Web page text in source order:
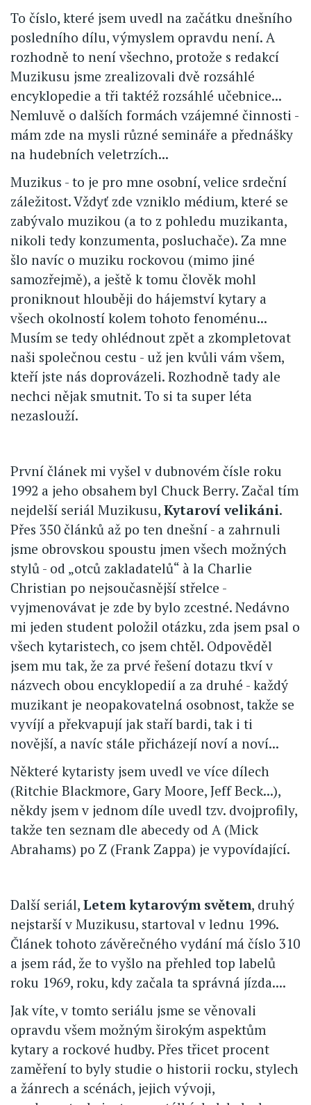
To číslo, které jsem uvedl na začátku dnešního
posledního dílu, výmyslem opravdu není. A
rozhodně to není všechno, protože s redakcí
Muzikusu jsme zrealizovali dvě rozsáhlé
encyklopedie a tři taktéž rozsáhlé učebnice...
Nemluvě o dalších formách vzájemné činnosti -
mám zde na mysli různé semináře a přednášky
na hudebních veletrzích...
Muzikus - to je pro mne osobní, velice srdeční
záležitost. Vždyť zde vzniklo médium, které se
zabývalo muzikou (a to z pohledu muzikanta,
nikoli tedy konzumenta, posluchače). Za mne
šlo navíc o muziku rockovou (mimo jiné
samozřejmě), a ještě k tomu člověk mohl
proniknout hlouběji do hájemství kytary a
všech okolností kolem tohoto fenoménu...
Musím se tedy ohlédnout zpět a zkompletovat
naši společnou cestu - už jen kvůli vám všem,
kteří jste nás doprovázeli. Rozhodně tady ale
nechci nějak smutnit. To si ta super léta
nezaslouží.
První článek mi vyšel v dubnovém čísle roku
1992 a jeho obsahem byl Chuck Berry. Začal tím
nejdelší seriál Muzikusu, Kytaroví velikáni.
Přes 350 článků až po ten dnešní - a zahrnuli
jsme obrovskou spoustu jmen všech možných
stylů - od „otců zakladatelů“ à la Charlie
Christian po nejsoučasnější střelce -
vyjmenovávat je zde by bylo zcestné. Nedávno
mi jeden student položil otázku, zda jsem psal o
všech kytaristech, co jsem chtěl. Odpověděl
jsem mu tak, že za prvé řešení dotazu tkví v
názvech obou encyklopedií a za druhé - každý
muzikant je neopakovatelná osobnost, takže se
vyvíjí a překvapují jak staří bardi, tak i ti
novější, a navíc stále přicházejí noví a noví...
Některé kytaristy jsem uvedl ve více dílech
(Ritchie Blackmore, Gary Moore, Jeff Beck...),
někdy jsem v jednom díle uvedl tzv. dvojprofily,
takže ten seznam dle abecedy od A (Mick
Abrahams) po Z (Frank Zappa) je vypovídající.
Další seriál, Letem kytarovým světem, druhý
nejstarší v Muzikusu, startoval v lednu 1996.
Článek tohoto závěrečného vydání má číslo 310
a jsem rád, že to vyšlo na přehled top labelů
roku 1969, roku, kdy začala ta správná jízda....
Jak víte, v tomto seriálu jsme se věnovali
opravdu všem možným širokým aspektům
kytary a rockové hudby. Přes třicet procent
zaměření to byly studie o historii rocku, stylech
a žánrech a scénách, jejich vývoji,